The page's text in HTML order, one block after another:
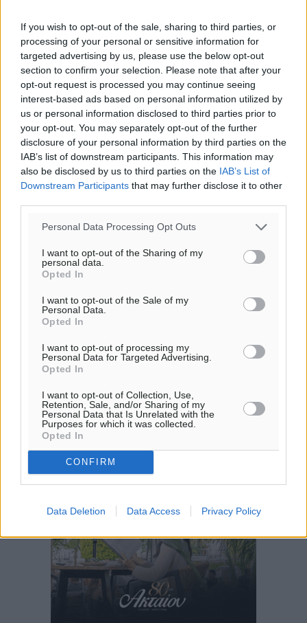
If you wish to opt-out of the sale, sharing to third parties, or
processing of your personal or sensitive information for
targeted advertising by us, please use the below opt-out
section to confirm your selection. Please note that after your
opt-out request is processed you may continue seeing
interest-based ads based on personal information utilized by
us or personal information disclosed to third parties prior to
your opt-out. You may separately opt-out of the further
disclosure of your personal information by third parties on the
IAB’s list of downstream participants. This information may
also be disclosed by us to third parties on the IAB’s List of
Downstream Participants that may further disclose it to other
Personal Data Processing Opt Outs
I want to opt-out of the Sharing of my
personal data.
Opted In
I want to opt-out of the Sale of my
Personal Data.
Opted In
I want to opt-out of processing my
Personal Data for Targeted Advertising.
Opted In
I want to opt-out of Collection, Use,
Retention, Sale, and/or Sharing of my
Personal Data that Is Unrelated with the
Purposes for which it was collected.
Opted In
CONFIRM
Data Deletion Data Access Privacy Policy
αίθριος καιρός
86%
10km/h
ΝΔ
29°/30°
20:06
πρόγνωση:
31°
ΚΥ
29°
ΔΕ